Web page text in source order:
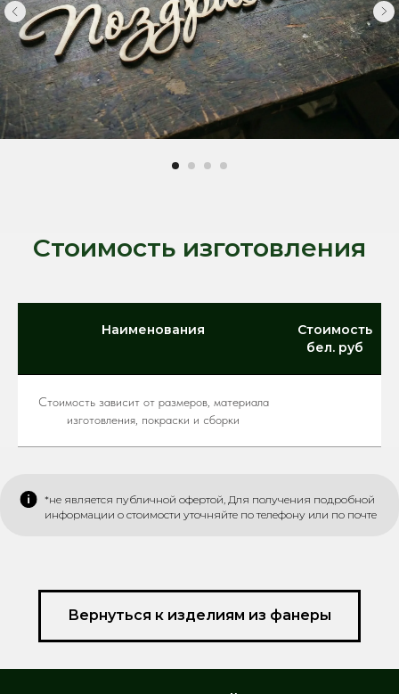
Стоимость изготовления
Наименования
Стоимость
бел. руб
Стоимость зависит от размеров, материала
изготовления, покраски и сборки
*не является публичной офертой, Для получения подробной
информации о стоимости уточняйте по телефону или по почте
Вернуться к изделиям из фанеры